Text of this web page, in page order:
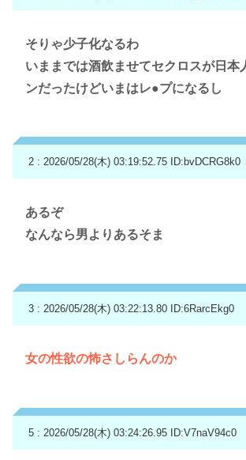
そりゃ少子化なるわ
いままでは酒飲ませてセクロスが日本
ンだったけどいまはレ●プになるし
2 : 2026/05/28(木) 03:19:52.75 ID:bvDCRG8k0
あるぞ
なんなら男よりあるそま
3 : 2026/05/28(木) 03:22:13.80 ID:6RarcEkg0
女の性欲の怖さしらんのか
5 : 2026/05/28(木) 03:24:26.95 ID:V7naV94c0